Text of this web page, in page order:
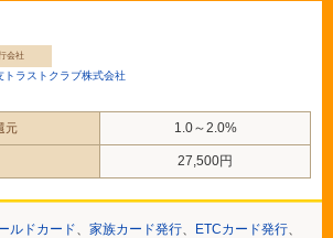
会社
トラストクラブ株式会社
元 1.0～2.0%
27,500円
ルドカード、 家族カード発行、 ETCカード発行、